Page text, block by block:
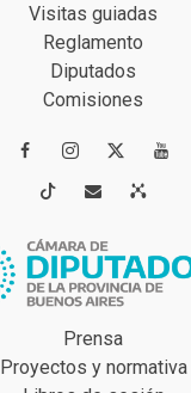
Visitas guiadas
Reglamento
Diputados
Comisiones
 
 
Prensa
Proyectos y normativa